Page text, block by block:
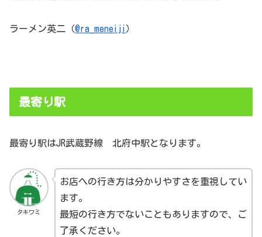
ラーメン英二（@ra_meneiji）
最寄り駅
最寄り駅はJR武蔵野線 北府中駅となります。
タキワミ
お店への行き方は分かりやすさを重視してい
ます。
最短の行き方でないこともありますので、ご
了承ください。